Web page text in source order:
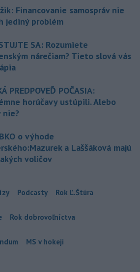
Financovanie samospráv nie
jediný problém
SA: Rozumiete
nárečiam? Tieto slová vás
PREDPOVEĎ POČASIA:
horúčavy ustúpili. Alebo
nie?
o výhode
a Laššáková majú
voličov
Podcasty Rok Ľ.Štúra
Rok dobrovoľníctva
MS v hokeji